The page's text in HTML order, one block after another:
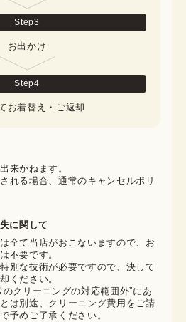
Step3
お出かけ
Step4
お着替え・ご返却
来かねます。
れる場合、通常のキャンセルポリ
に関して
全て当店がおこないますので、お
不要です。
別な技術が必要ですので、決して
ください。
クリーニングの対応範囲外”にあ
は別途、クリーニング費用をご請
予めご了承ください。